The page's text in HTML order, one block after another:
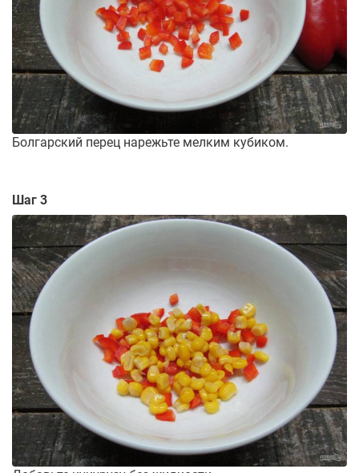
Болгарский перец нарежьте мелким кубиком.
Шаг 3